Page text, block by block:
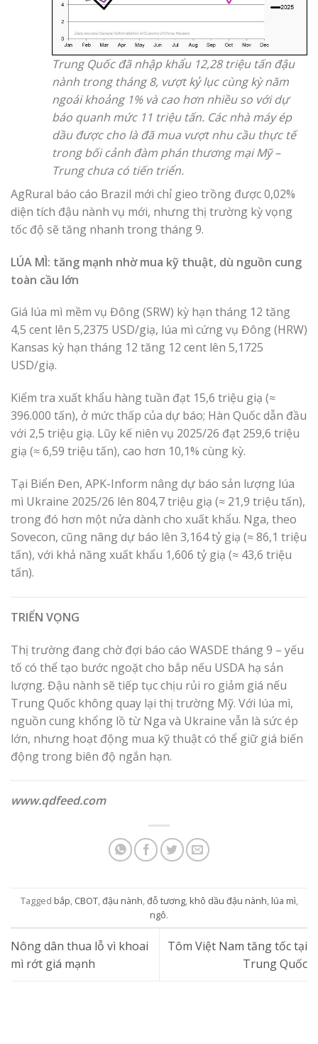
Trung Quốc đã nhập khẩu 12,28 triệu tấn đậu
nành trong tháng 8, vượt kỷ lục cùng kỳ năm
ngoái khoảng 1% và cao hơn nhiều so với dự
báo quanh mức 11 triệu tấn. Các nhà máy ép
dầu được cho là đã mua vượt nhu cầu thực tế
trong bối cảnh đàm phán thương mại Mỹ –
Trung chưa có tiến triển.
AgRural báo cáo Brazil mới chỉ gieo trồng được 0,02%
diện tích đậu nành vụ mới, nhưng thị trường kỳ vọng
tốc độ sẽ tăng nhanh trong tháng 9.
LÚA MÌ: tăng mạnh nhờ mua kỹ thuật, dù nguồn cung
toàn cầu lớn
Giá lúa mì mềm vụ Đông (SRW) kỳ hạn tháng 12 tăng
4,5 cent lên 5,2375 USD/giạ, lúa mì cứng vụ Đông (HRW)
Kansas kỳ hạn tháng 12 tăng 12 cent lên 5,1725
USD/giạ.
Kiểm tra xuất khẩu hàng tuần đạt 15,6 triệu giạ (≈
396.000 tấn), ở mức thấp của dự báo; Hàn Quốc dẫn đầu
với 2,5 triệu giạ. Lũy kế niên vụ 2025/26 đạt 259,6 triệu
giạ (≈ 6,59 triệu tấn), cao hơn 10,1% cùng kỳ.
Tại Biển Đen, APK-Inform nâng dự báo sản lượng lúa
mì Ukraine 2025/26 lên 804,7 triệu giạ (≈ 21,9 triệu tấn),
trong đó hơn một nửa dành cho xuất khẩu. Nga, theo
Sovecon, cũng nâng dự báo lên 3,164 tỷ giạ (≈ 86,1 triệu
tấn), với khả năng xuất khẩu 1,606 tỷ giạ (≈ 43,6 triệu
tấn).
TRIỂN VỌNG
Thị trường đang chờ đợi báo cáo WASDE tháng 9 – yếu
tố có thể tạo bước ngoặt cho bắp nếu USDA hạ sản
lượng. Đậu nành sẽ tiếp tục chịu rủi ro giảm giá nếu
Trung Quốc không quay lại thị trường Mỹ. Với lúa mì,
nguồn cung khổng lồ từ Nga và Ukraine vẫn là sức ép
lớn, nhưng hoạt động mua kỹ thuật có thể giữ giá biến
động trong biên độ ngắn hạn.
www.qdfeed.com
Tagged bắp, CBOT,đậu nành,đỗ tương, khô dầu đậu nành, lúa mì,
ngô.
Nông dân thua lỗ vì khoai
mì rớt giá mạnh
Tôm Việt Nam tăng tốc tại
Trung Quốc